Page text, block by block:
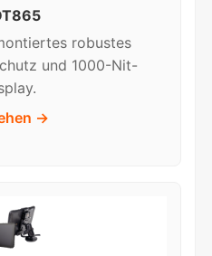
robustes
und 1000-Nit-
→